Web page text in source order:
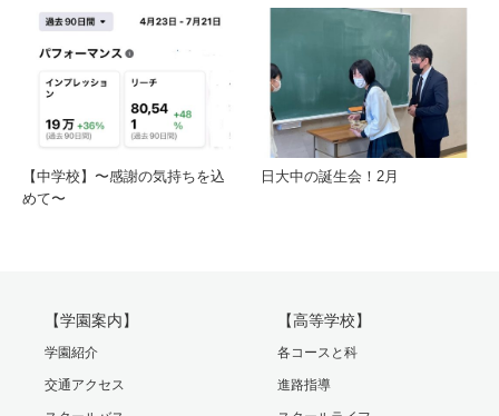
【中学校】〜感謝の気持ちを込
めて〜
日大中の誕生会！2月
【学園案内】
学園紹介
交通アクセス
【高等学校】
各コースと科
進路指導